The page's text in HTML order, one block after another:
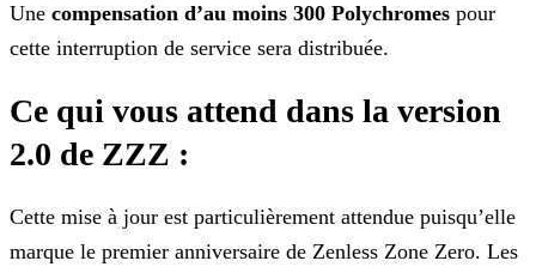
Une compensation d’au moins 300 Polychromes pour
cette interruption de service sera distribuée.
Ce qui vous attend dans la version
2.0 de ZZZ :
Cette mise à jour est particulièrement attendue puisqu’elle
marque le premier anniversaire de Zenless Zone Zero. Les